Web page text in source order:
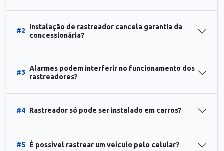
#2
Instalação de rastreador cancela garantia da
concessionária?
#3
Alarmes podem interferir no funcionamento dos
rastreadores?
#4 Rastreador só pode ser instalado em carros?
#5 É possível rastrear um veículo pelo celular?